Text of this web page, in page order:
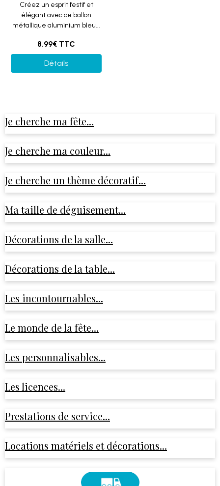
Créez un esprit festif et
élégant avec ce ballon
métallique aluminium bleu...
8.99€ TTC
Détails
Je cherche ma fête...
Je cherche ma couleur...
Je cherche un thème décoratif...
Ma taille de déguisement...
Décorations de la salle...
Décorations de la table...
Les incontournables...
Le monde de la fête...
Les personnalisables...
Les licences...
Prestations de service...
Locations matériels et décorations...